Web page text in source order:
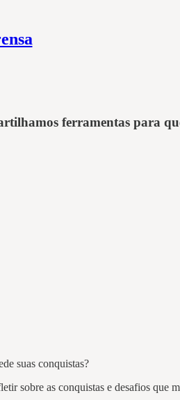
ferramentas para
suas conquistas?
sobre as conquistas e desafios que